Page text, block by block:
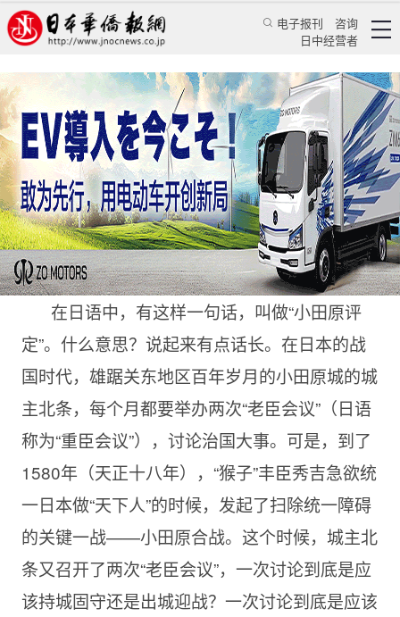
电子报刊
咨询
日中经营者
留下“小田原评定”的这座古城
翁道逵 蒋丰 特辑 精游日本
日本华侨报 2022/10/5 14:56:16
在日语中，有这样一句话，叫做“小田原评
定”。什么意思？说起来有点话长。在日本的战
国时代，雄踞关东地区百年岁月的小田原城的城
主北条，每个月都要举办两次“老臣会议”（日语
称为“重臣会议”），讨论治国大事。可是，到了
1580年（天正十八年），“猴子”丰臣秀吉急欲统
一日本做“天下人”的时候，发起了扫除统一障碍
的关键一战——小田原合战。这个时候，城主北
条又召开了两次“老臣会议”，一次讨论到底是应
该持城固守还是出城迎战？一次讨论到底是应该